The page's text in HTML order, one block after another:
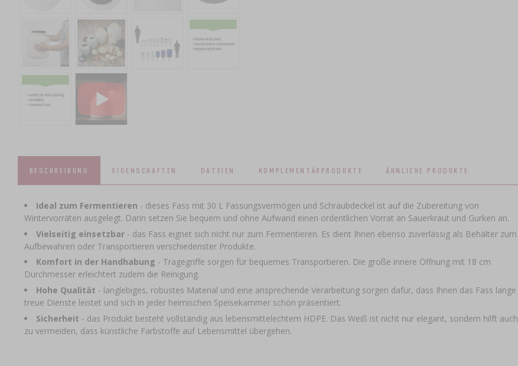
BESCHREIBUNG EIGENSCHAFTEN DATEIEN KOMPLEMENTÄRPRODUKTE ÄHNLICHE PRODUKTE
Ideal zum Fermentieren - dieses Fass mit 30 L Fassungsvermögen und Schraubdeckel ist auf die Zubereitung von
Wintervorräten ausgelegt. Darin setzen Sie bequem und ohne Aufwand einen ordentlichen Vorrat an Sauerkraut und Gurken an.
Vielseitig einsetzbar - das Fass eignet sich nicht nur zum Fermentieren. Es dient Ihnen ebenso zuverlässig als Behälter zum
Aufbewahren oder Transportieren verschiedenster Produkte.
Komfort in der Handhabung - Tragegriffe sorgen für bequemes Transportieren. Die große innere Öffnung mit 18 cm
Durchmesser erleichtert zudem die Reinigung.
Hohe Qualität - langlebiges, robustes Material und eine ansprechende Verarbeitung sorgen dafür, dass Ihnen das Fass lange
treue Dienste leistet und sich in jeder heimischen Speisekammer schön präsentiert.
Sicherheit - das Produkt besteht vollständig aus lebensmittelechtem HDPE. Das Weiß ist nicht nur elegant, sondern hilft auch
zu vermeiden, dass künstliche Farbstoffe auf Lebensmittel übergehen.